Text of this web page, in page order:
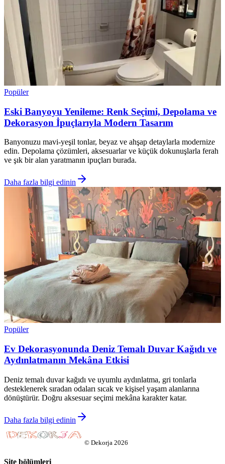
Popüler
Eski Banyoyu Yenileme: Renk Seçimi, Depolama ve
Dekorasyon İpuçlarıyla Modern Tasarım
Banyonuzu mavi-yeşil tonlar, beyaz ve ahşap detaylarla modernize
edin. Depolama çözümleri, aksesuarlar ve küçük dokunuşlarla ferah
ve şık bir alan yaratmanın ipuçları burada.
Daha fazla bilgi edinin
Popüler
Ev Dekorasyonunda Deniz Temalı Duvar Kağıdı ve
Aydınlatmanın Mekâna Etkisi
Deniz temalı duvar kağıdı ve uyumlu aydınlatma, gri tonlarla
desteklenerek sıradan odaları sıcak ve kişisel yaşam alanlarına
dönüştürür. Doğru aksesuar seçimi mekâna karakter katar.
Daha fazla bilgi edinin
© Dekorja 2026
Site bölümleri